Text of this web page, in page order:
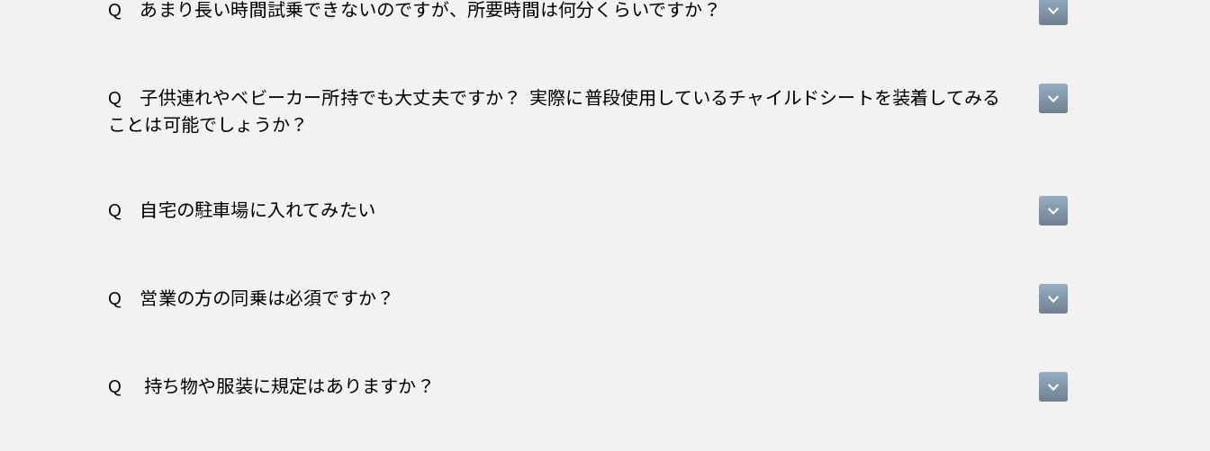
Q あまり長い時間試乗できないのですが、所要時間は何分くらいですか？
Q 子供連れやベビーカー所持でも大丈夫ですか？ 実際に普段使用しているチャイルドシートを装着してみる
ことは可能でしょうか？
Q 自宅の駐車場に入れてみたい
Q 営業の方の同乗は必須ですか？
Q 持ち物や服装に規定はありますか？